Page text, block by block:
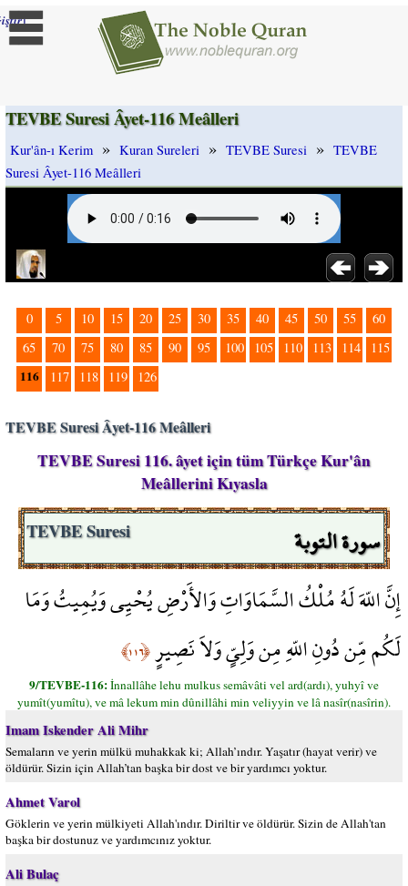
]
TEVBE Suresi Âyet-116 Meâlleri
Kur'ân-ı Kerim » Kuran Sureleri » TEVBE Suresi » TEVBE
Suresi Âyet-116 Meâlleri
0 5 10 15 20 25 30 35 40 45 50 55
60
65
70 75 80 85 90 95 100 105 110 113 114 115
116 117 118 119 126
TEVBE Suresi Âyet-116 Meâlleri
TEVBE Suresi 116. âyet için tüm Türkçe Kur'ân
Meâllerini Kıyasla
سورة التوبة TEVBE Suresi
إِنَّ اللّهَ لَهُ مُلْكُ السَّمَاوَاتِ وَالأَرْضِ يُحْيِي وَيُمِيتُ وَمَا
لَكُم مِّن دُونِ اللّهِ مِن وَلِيٍّ وَلاَ نَصِيرٍ﴿١١٦﴾
9/TEVBE-116:İnnallâhe lehu mulkus semâvâti vel ard(ardı), yuhyî ve
yumît(yumîtu), ve mâ lekum min dûnillâhi min veliyyin ve lâ nasîr(nasîrin).
Imam Iskender Ali Mihr
Semaların ve yerin mülkü muhakkak ki; Allah’ındır. Yaşatır (hayat verir) ve
öldürür. Sizin için Allah’tan başka bir dost ve bir yardımcı yoktur.
Ahmet Varol
Göklerin ve yerin mülkiyeti Allah'ındır. Diriltir ve öldürür. Sizin de Allah'tan
başka bir dostunuz ve yardımcınız yoktur.
Ali Bulaç